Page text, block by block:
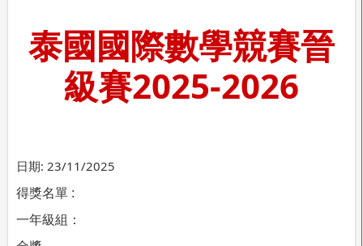
泰國國際數學競賽晉
級賽2025-2026
日期: 23/11/2025
得獎名單 :
一年級組：